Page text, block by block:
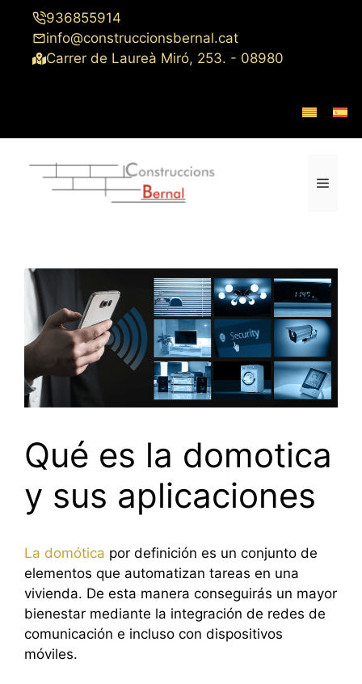
Saltar
contenido
936855914
info@construccionsbernal.cat
Carrer de Laureà Miró, 253. - 08980
Menú
Qué es la domotica
y sus aplicaciones
La domótica por definición es un conjunto de
elementos que automatizan tareas en una
vivienda. De esta manera conseguirás un mayor
bienestar mediante la integración de redes de
comunicación e incluso con dispositivos
móviles.